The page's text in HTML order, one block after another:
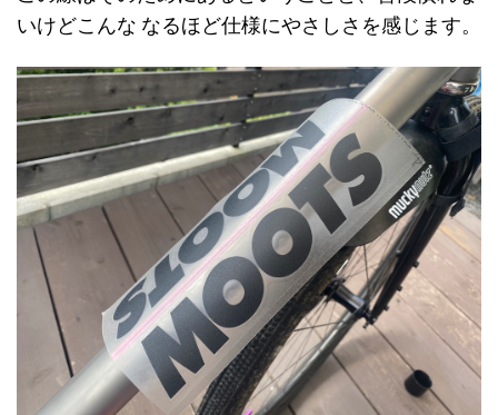
いけどこんな なるほど仕様にやさしさを感じます。